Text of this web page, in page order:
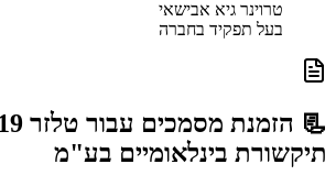
טרוינר גיא אבישאי
בעל תפקיד בחברה
📃 הזמנת מסמכים עבור
תיקשורת בינלאומיים בע"מ